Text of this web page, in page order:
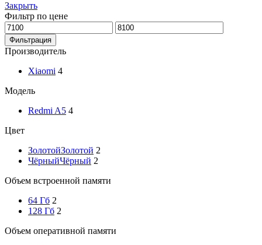
Закрыть
Фильтр по цене
Минимальная
цена
Максимальная
цена
Фильтрация
Производитель
Xiaomi 4
Модель
Redmi A5 4
Цвет
ЗолотойЗолотой 2
ЧёрныйЧёрный 2
Объем встроенной памяти
64 Гб 2
128 Гб 2
Объем оперативной памяти